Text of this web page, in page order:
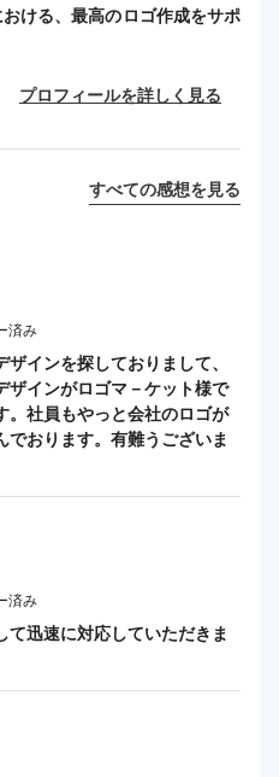
ける、最高のロゴ作成をサポ
プロフィールを詳しく見る
すべての感想を見る
済み
インを探しておりまして、
ザインがロゴマ－ケット様で
。社員もやっと会社のロゴが
でおります。有難うございま
済み
て迅速に対応していただきま